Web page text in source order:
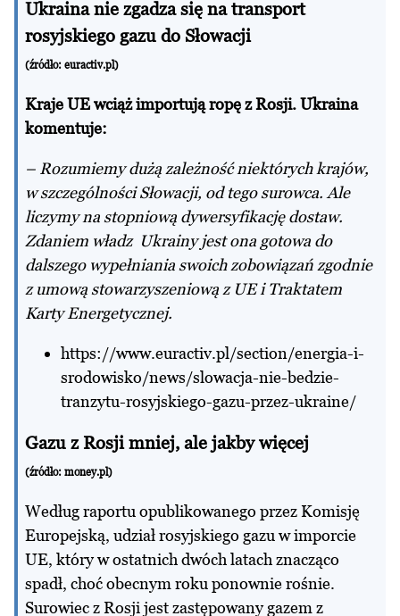
Ukraina nie zgadza się na transport
rosyjskiego gazu do Słowacji
(źródło: euractiv.pl)
Kraje UE wciąż importują ropę z Rosji. Ukraina
komentuje:
– Rozumiemy dużą zależność niektórych krajów,
w szczególności Słowacji, od tego surowca. Ale
liczymy na stopniową dywersyfikację dostaw.
Zdaniem władz Ukrainy jest ona gotowa do
dalszego wypełniania swoich zobowiązań zgodnie
z umową stowarzyszeniową z UE i Traktatem
Karty Energetycznej.
https://www.euractiv.pl/section/energia-i-
srodowisko/news/slowacja-nie-bedzie-
tranzytu-rosyjskiego-gazu-przez-ukraine/
Gazu z Rosji mniej, ale jakby więcej
(źródło: money.pl)
Według raportu opublikowanego przez Komisję
Europejską, udział rosyjskiego gazu w imporcie
UE, który w ostatnich dwóch latach znacząco
spadł, choć obecnym roku ponownie rośnie.
Surowiec z Rosji jest zastępowany gazem z